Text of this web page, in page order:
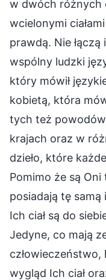
w dwóch różnych
wcielonymi
prawdą. Nie
wspólny ludzki
który mówił
kobietą, która
tych też
krajach oraz w
dzieło, które
Pomimo że są
posiadają tę
Ich ciał są do
Jedyne, co mają
wygląd Ich ciał